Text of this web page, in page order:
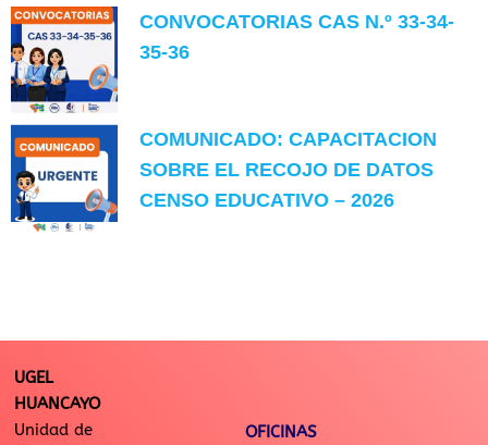
CONVOCATORIAS CAS N.º 33-34-
35-36
COMUNICADO: CAPACITACION
SOBRE EL RECOJO DE DATOS
CENSO EDUCATIVO – 2026
UGEL
HUANCAYO
Unidad de
OFICINAS